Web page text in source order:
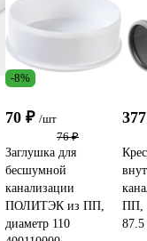
-8%
70 ₽ /шт
76 ₽
Заглушка для
бесшумной
канализации
ПОЛИТЭК из ПП,
диаметр 110
ПП,
87.5